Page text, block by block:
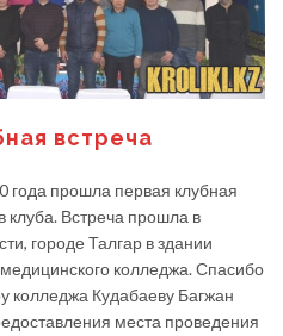
встреча
года прошла первая клубная
клуба. Встреча прошла в
городе Талгар в здании
колледжа. Спасибо
колледжа Кудабаеву Багжан
места проведения